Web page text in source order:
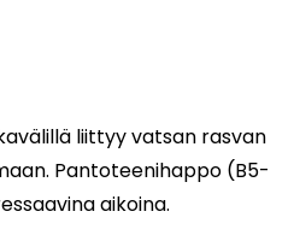
liittyy vatsan rasvan
Pantoteenihappo (B5-
aikoina.